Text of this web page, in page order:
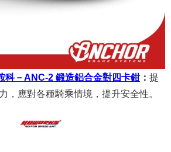
－ANC-2 鍛造鋁合金對四卡鉗： 提
，應對各種騎乘情境，提升安全性。